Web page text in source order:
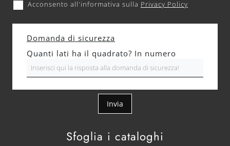
Sfoglia i cataloghi
Acconsento all'informativa sulla Privacy Policy
Domanda di sicurezza
Quanti lati ha il quadrato? In numero
Invia